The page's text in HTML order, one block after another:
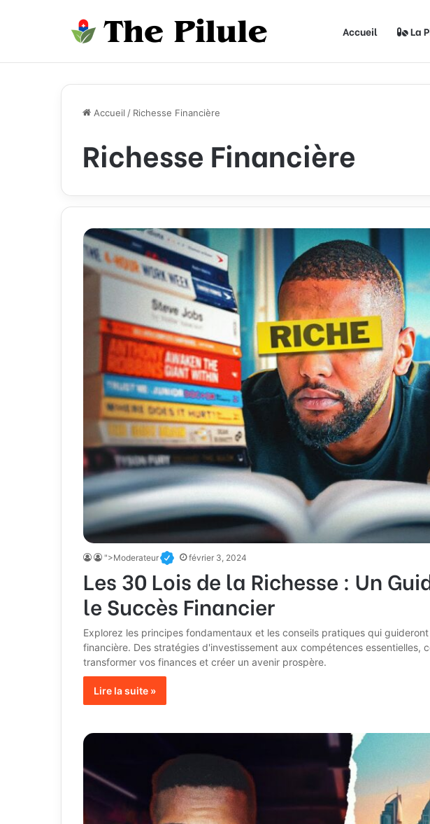
Accueil La
Accueil / Richesse Financière
Richesse Financière
">Moderateur février 3, 2024
Les 30 Lois de la Richesse : Un
le Succès Financier
Explorez les principes fondamentaux et les conseils pratiques qui
financière. Des stratégies d'investissement aux compétences essentielles,
transformer vos finances et créer un avenir prospère.
Lire la suite »